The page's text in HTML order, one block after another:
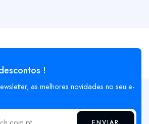
!
as melhores novidades no seu e-